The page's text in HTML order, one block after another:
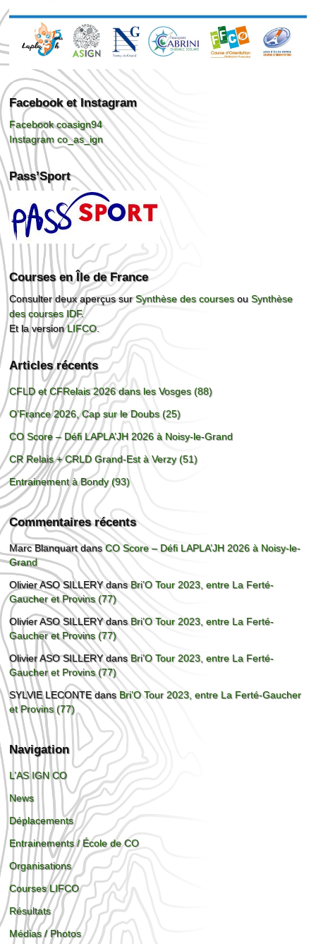
Facebook et Instagram
Facebook coasign94
Instagram co_as_ign
Pass’Sport
Courses en Île de France
Consulter deux aperçus surSynthèse des coursesouSynthèse
des courses IDF.
Et la versionLIFCO.
Articles récents
CFLD et CFRelais 2026 dans les Vosges (88)
O’France 2026, Cap sur le Doubs (25)
CO Score – Défi LAPLA’JH 2026 à Noisy-le-Grand
CR Relais + CRLD Grand-Est à Verzy (51)
Entrainement à Bondy (93)
Commentaires récents
Marc BlanquartdansCO Score – Défi LAPLA’JH 2026 à Noisy-le-
Grand
Olivier ASO SILLERYdansBri’O Tour 2023, entre La Ferté-
Gaucher et Provins (77)
Olivier ASO SILLERYdansBri’O Tour 2023, entre La Ferté-
Gaucher et Provins (77)
Olivier ASO SILLERYdansBri’O Tour 2023, entre La Ferté-
Gaucher et Provins (77)
SYLVIE LECONTEdansBri’O Tour 2023, entre La Ferté-Gaucher
et Provins (77)
Navigation
L’AS IGN CO
News
Déplacements
Entrainements / École de CO
Organisations
Courses LIFCO
Résultats
Médias / Photos